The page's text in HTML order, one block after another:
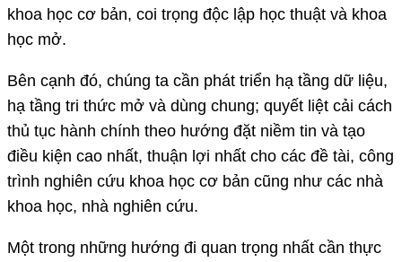
khoa học cơ bản, coi trọng độc lập học thuật và khoa
học mở.
Bên cạnh đó, chúng ta cần phát triển hạ tầng dữ liệu,
hạ tầng tri thức mở và dùng chung; quyết liệt cải cách
thủ tục hành chính theo hướng đặt niềm tin và tạo
điều kiện cao nhất, thuận lợi nhất cho các đề tài, công
trình nghiên cứu khoa học cơ bản cũng như các nhà
khoa học, nhà nghiên cứu.
Một trong những hướng đi quan trọng nhất cần thực